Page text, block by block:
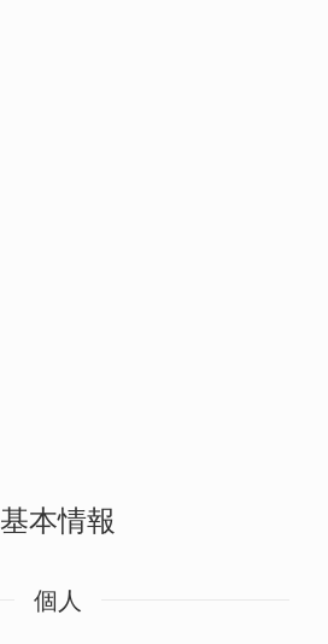
基本情報
個人